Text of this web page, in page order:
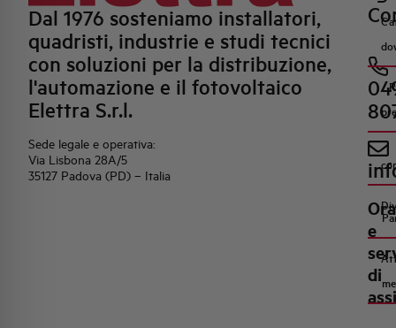
Dal 1976 sosteniamo installatori,
quadristi, industrie e studi tecnici
con soluzioni per la distribuzione,
l'automazione e il fotovoltaico
Elettra S.r.l.
Sede legale e operativa:
Via Lisbona 28A/5
35127 Padova (PD) – Italia
e
di